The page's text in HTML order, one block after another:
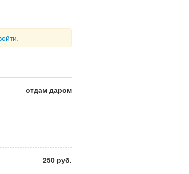
.
отдам даром
250 руб.